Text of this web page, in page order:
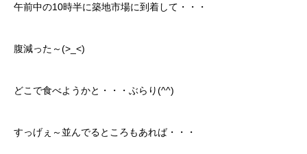
車検
整備・修理
お問い合わせ プライバシーポリシー
午前中の10時半に築地市場に到着して・・・
腹減った～(>_<)
どこで食べようかと・・・ぶらり(^^)
すっげぇ～並んでるところもあれば・・・